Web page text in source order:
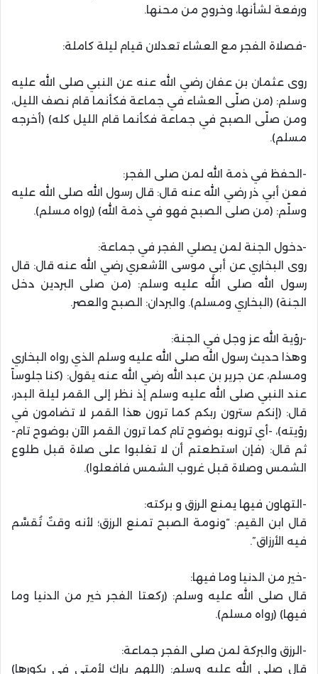
ورفعة لشأنها، وخروج من محنها.
-فصلاة الفجر مع العشاء تعدلان قيام ليلة كاملة:
روى عثمان بن عفان رضي الله عنه عن النبي صلى الله عليه
وسلم: (من صلّى العشاء في جماعة فكأنما قام نصف الليل،
ومن صلّى الصبح في جماعة فكأنما قام الليل كله) (أخرجه
مسلم).
-الحفظ في ذمة الله لمن صلى الفجر:
فعن أبي ذر رضي الله عنه قال: قال رسول الله صلى الله عليه
وسلّم: (من صلى الصبح فهو في ذمة الله) (رواه مسلم).
-دخول الجنة لمن يصلي الفجر في جماعة:
روى البخاري عن أبي موسى الأشعري رضي الله عنه قال: قال
رسول الله صلى الله عليه وسلم: (من صلى البردين دخل
الجنة) (البخاري ومسلم). والبردان: الصبح والعصر.
-رؤية الله عز وجل في الجنة:
وهذا حديث رسول الله صلى الله عليه وسلم الذي رواه البخاري
ومسلم، عن جرير بن عبد الله رضي الله عنه يقول: (كنا جلوساً
عند النبي صلى الله عليه وسلم إذ نظر إلى القمر ليلة البدر،
قال: (إنكم سترون ربكم كما ترون هذا القمر لا تضامون في
رؤيته)، -أي ترونه بوضوح تام كما ترون القمر الآن بوضوح تام-
ثم قال: (فإن استطعتم أن لا تغلبوا على صلاة قبل طلوع
الشمس وصلاة قبل غروب الشمس فافعلوا).
-التهاون فيها يمنع الرزق و بركته:
قال ابن القيم: “ونومة الصبح تمنع الرزق؛ لأنه وقتٌ تُقسَّم
فيه الأرزاق”.
-خير من الدنيا وما فيها:
قال صلى الله عليه وسلم: (ركعتا الفجر خير من الدنيا وما
فيها) (رواه مسلم).
-الرزق والبركة لمن صلى الفجر جماعة:
قال صلى الله عليه وسلم: (اللهم بارك لأمتي في بكورها)